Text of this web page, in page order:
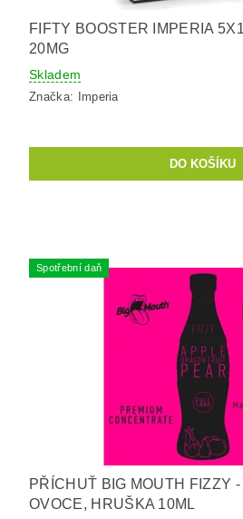
FIFTY BOOSTER IMPERIA
20MG
Skladem
Značka: Imperia
Spotřební daň
PŘÍCHUŤ BIG MOUTH FIZZY
OVOCE, HRUŠKA 10ML